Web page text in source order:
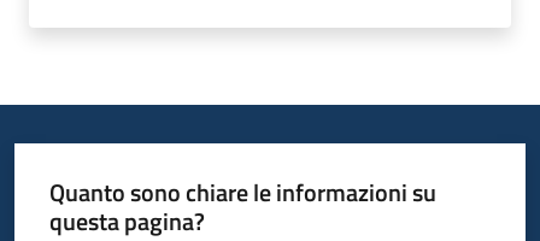
Quanto sono chiare le informazioni su
questa pagina?